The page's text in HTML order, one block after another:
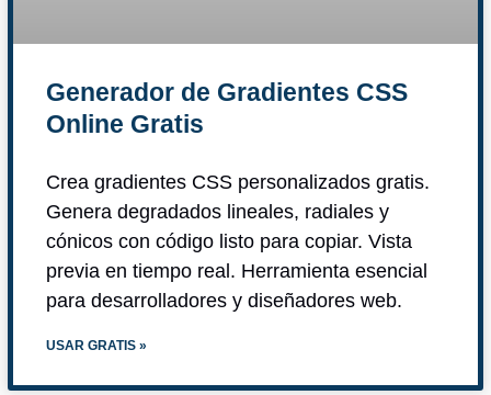
Generador de Gradientes CSS
Online Gratis
Crea gradientes CSS personalizados gratis.
Genera degradados lineales, radiales y
cónicos con código listo para copiar. Vista
previa en tiempo real. Herramienta esencial
para desarrolladores y diseñadores web.
USAR GRATIS »